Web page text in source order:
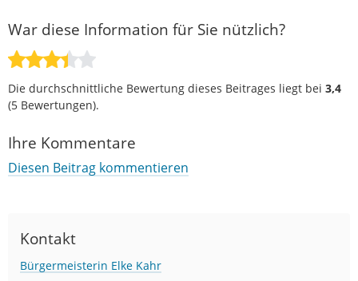
War diese Information für Sie nützlich?
Die durchschnittliche Bewertung dieses Beitrages liegt bei 3,4
(5 Bewertungen).
Ihre Kommentare
Diesen Beitrag kommentieren
Kontakt
Bürgermeisterin Elke Kahr